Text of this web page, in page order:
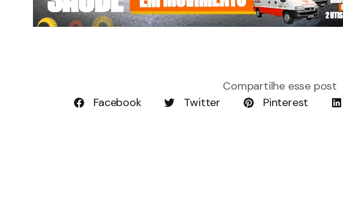
Compartilhe esse post
Facebook
Twitter Pinterest